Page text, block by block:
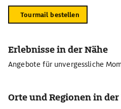
Tourmail bestellen
Erlebnisse in der Nähe
Angebote für unvergessliche
Orte und Regionen in